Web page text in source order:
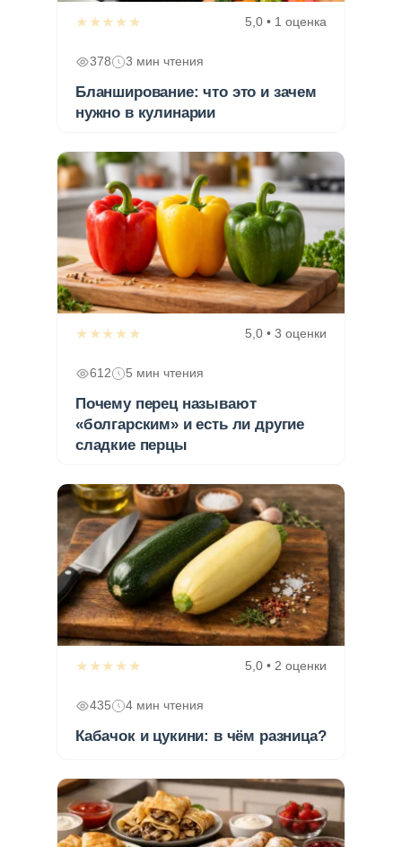
★★★★★ 5,0 • 1 оценка
378 3 мин чтения
Бланширование: что это и зачем
нужно в кулинарии
★★★★★ 5,0 • 3 оценки
612 5 мин чтения
Почему перец называют
«болгарским» и есть ли другие
сладкие перцы
★★★★★ 5,0 • 2 оценки
435 4 мин чтения
Кабачок и цукини: в чём разница?